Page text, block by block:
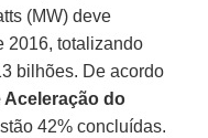
(MW) deve
2016, totalizando
bilhões. De acordo
Aceleração do
42% concluídas.